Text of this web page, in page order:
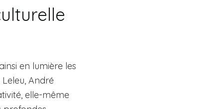
en lumière les
André
elle-même